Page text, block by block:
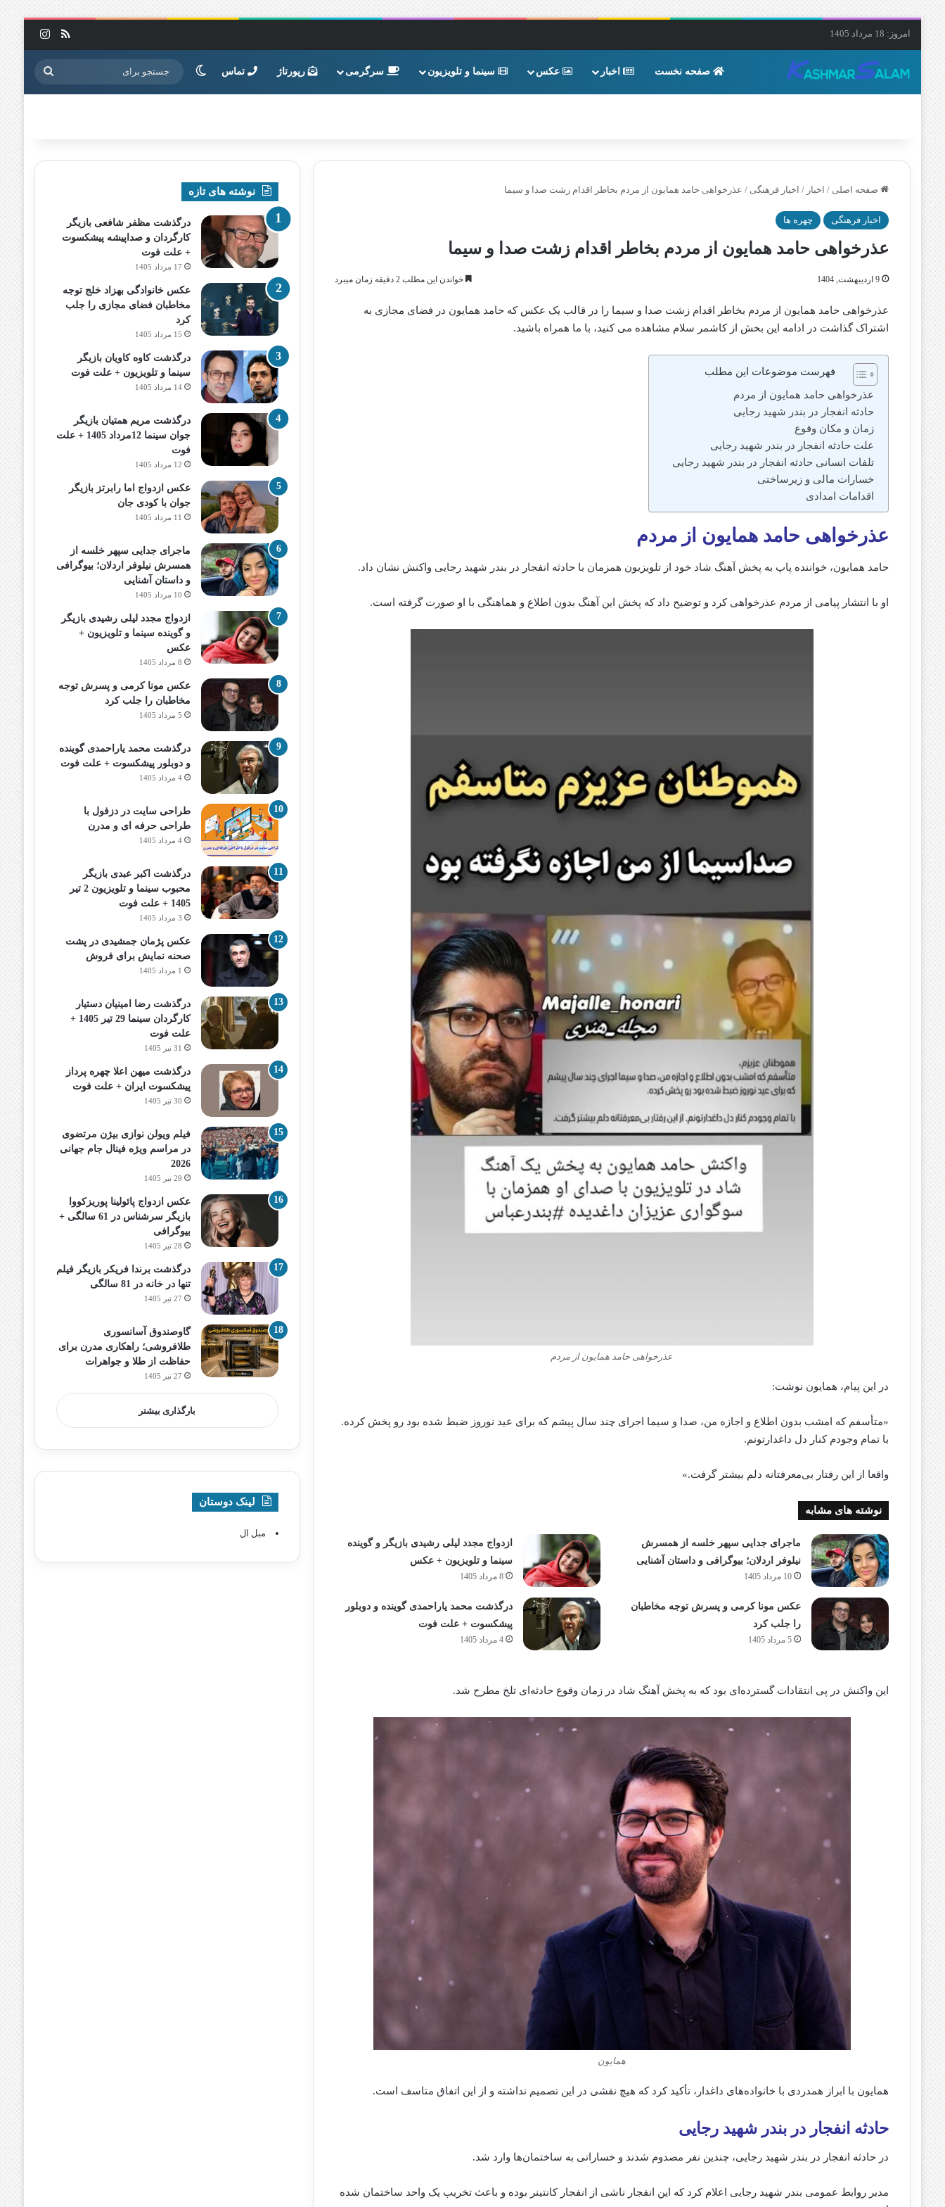
امروز: 18 مرداد 1405 خوراک
صفحه نخست اخبار عکس سینما و تلویزیون سرگرمی رپورتاژ تماس تغییر پوسته جستجو
برای
صفحه اصلی / اخبار / اخبار فرهنگی / عذرخواهی حامد همایون از مردم بخاطر اقدام زشت صدا و سیما
اخبار فرهنگی چهره ها
عذرخواهی حامد همایون از مردم بخاطر اقدام زشت صدا و سیما
9 اردیبهشت, 1404 خواندن این مطلب 2 دقیقه زمان میبرد
عذرخواهی حامد همایون از مردم بخاطر اقدام زشت صدا و سیما را در قالب یک عکس که حامد همایون در فضای مجازی به
اشتراک گذاشت در ادامه این بخش از کاشمر سلام مشاهده می کنید، با ما همراه باشید.
فهرست موضوعات این مطلب
عذرخواهی حامد همایون از مردم
حادثه انفجار در بندر شهید رجایی
زمان و مکان وقوع
علت حادثه انفجار در بندر شهید رجایی
تلفات انسانی حادثه انفجار در بندر شهید رجایی
خسارات مالی و زیرساختی
اقدامات امدادی
عذرخواهی حامد همایون از مردم
حامد همایون، خواننده پاپ به پخش آهنگ شاد خود از تلویزیون همزمان با حادثه انفجار در بندر شهید رجایی واکنش نشان داد.
او با انتشار پیامی از مردم عذرخواهی کرد و توضیح داد که پخش این آهنگ بدون اطلاع و هماهنگی با او صورت گرفته است.
عذرخواهی حامد همایون از مردم
در این پیام، همایون نوشت:
«متأسفم که امشب بدون اطلاع و اجازه من، صدا و سیما اجرای چند سال پیشم که برای عید نوروز ضبط شده بود رو پخش کرده.
با تمام وجودم کنار دل داغدارتونم.
واقعا از این رفتار بی‌معرفتانه دلم بیشتر گرفت.»
نوشته های مشابه
ماجرای جدایی سپهر خلسه از همسرش
نیلوفر اردلان؛ بیوگرافی و داستان آشنایی
10 مرداد 1405
ازدواج مجدد لیلی رشیدی بازیگر و گوینده
سینما و تلویزیون + عکس
8 مرداد 1405
عکس مونا کرمی و پسرش توجه مخاطبان
را جلب کرد
5 مرداد 1405
درگذشت محمد یاراحمدی گوینده و دوبلور
پیشکسوت + علت فوت
4 مرداد 1405
این واکنش در پی انتقادات گسترده‌ای بود که به پخش آهنگ شاد در زمان وقوع حادثه‌ای تلخ مطرح شد.
همایون
همایون با ابراز همدردی با خانواده‌های داغدار، تأکید کرد که هیچ نقشی در این تصمیم نداشته و از این اتفاق متاسف است.​
حادثه انفجار در بندر شهید رجایی
در حادثه انفجار در بندر شهید رجایی، چندین نفر مصدوم شدند و خساراتی به ساختمان‌ها وارد شد.
مدیر روابط عمومی بندر شهید رجایی اعلام کرد که این انفجار ناشی از انفجار کانتینر بوده و باعث تخریب یک واحد ساختمان شده
نوشته های تازه
درگذشت مظفر شافعی بازیگر
کارگردان و صداپیشه پیشکسوت
+ علت فوت
17 مرداد 1405
عکس خانوادگی بهزاد خلج توجه
مخاطبان فضای مجازی را جلب
کرد
15 مرداد 1405
درگذشت کاوه کاویان بازیگر
سینما و تلویزیون + علت فوت
14 مرداد 1405
درگذشت مریم همتیان بازیگر
جوان سینما 12مرداد 1405 + علت
فوت
12 مرداد 1405
عکس ازدواج اما رابرتز بازیگر
جوان با کودی جان
11 مرداد 1405
ماجرای جدایی سپهر خلسه از
همسرش نیلوفر اردلان؛ بیوگرافی
و داستان آشنایی
10 مرداد 1405
ازدواج مجدد لیلی رشیدی بازیگر
و گوینده سینما و تلویزیون +
عکس
8 مرداد 1405
عکس مونا کرمی و پسرش توجه
مخاطبان را جلب کرد
5 مرداد 1405
درگذشت محمد یاراحمدی گوینده
و دوبلور پیشکسوت + علت فوت
4 مرداد 1405
طراحی سایت در دزفول با
طراحی حرفه‌ ای و مدرن
4 مرداد 1405
درگذشت اکبر عبدی بازیگر
محبوب سینما و تلویزیون 2 تیر
1405 + علت فوت
3 مرداد 1405
عکس پژمان جمشیدی در پشت
صحنه نمایش برای فروش
1 مرداد 1405
درگذشت رضا امینیان دستیار
کارگردان سینما 29 تیر 1405 +
علت فوت
31 تیر 1405
درگذشت میهن اعلا چهره پرداز
پیشکسوت ایران + علت فوت
30 تیر 1405
فیلم ویولن نوازی بیژن مرتضوی
در مراسم ویژه فینال جام جهانی
2026
29 تیر 1405
عکس ازدواج پائولینا پوریزکووا
بازیگر سرشناس در 61 سالگی +
بیوگرافی
28 تیر 1405
درگذشت برندا فریکر بازیگر فیلم
تنها در خانه در 81 سالگی
27 تیر 1405
گاوصندوق آسانسوری
طلافروشی؛ راهکاری مدرن برای
حفاظت از طلا و جواهرات
27 تیر 1405
بارگذاری بیشتر
لینک دوستان
مبل ال